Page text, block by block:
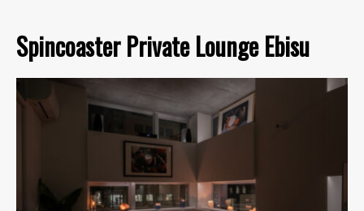
Spincoaster Private Lounge Ebisu